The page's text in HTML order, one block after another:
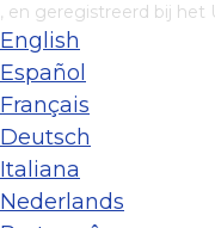
, en geregistreerd bij het
English
Español
Français
Deutsch
Italiana
Nederlands